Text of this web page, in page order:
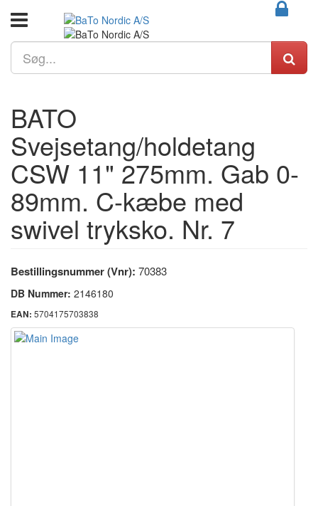
BATO
Svejsetang/holdetang
CSW 11" 275mm. Gab 0-
89mm. C-kæbe med
swivel tryksko. Nr. 7
Bestillingsnummer (Vnr): 70383
DB Nummer: 2146180
EAN: 5704175703838